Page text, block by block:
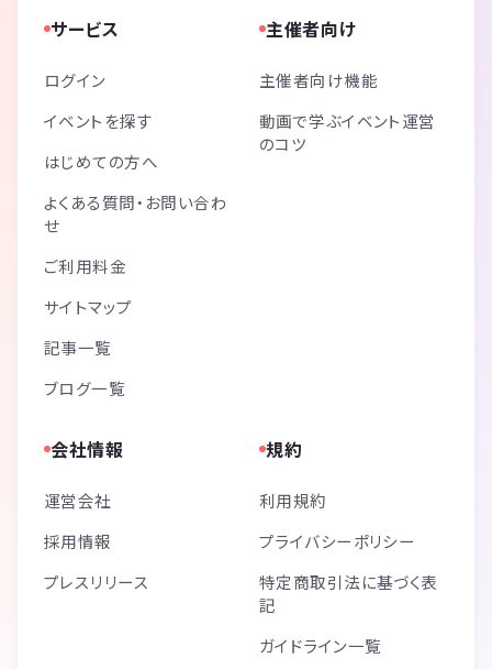
サービス
ログイン
イベントを探す
はじめての方へ
よくある質問・お問い合わ
せ
ご利用料金
サイトマップ
記事一覧
ブログ一覧
主催者向け
主催者向け機能
動画で学ぶイベント運営
のコツ
会社情報
運営会社
採用情報
プレスリリース
規約
利用規約
プライバシーポリシー
特定商取引法に基づく表
記
ガイドライン一覧